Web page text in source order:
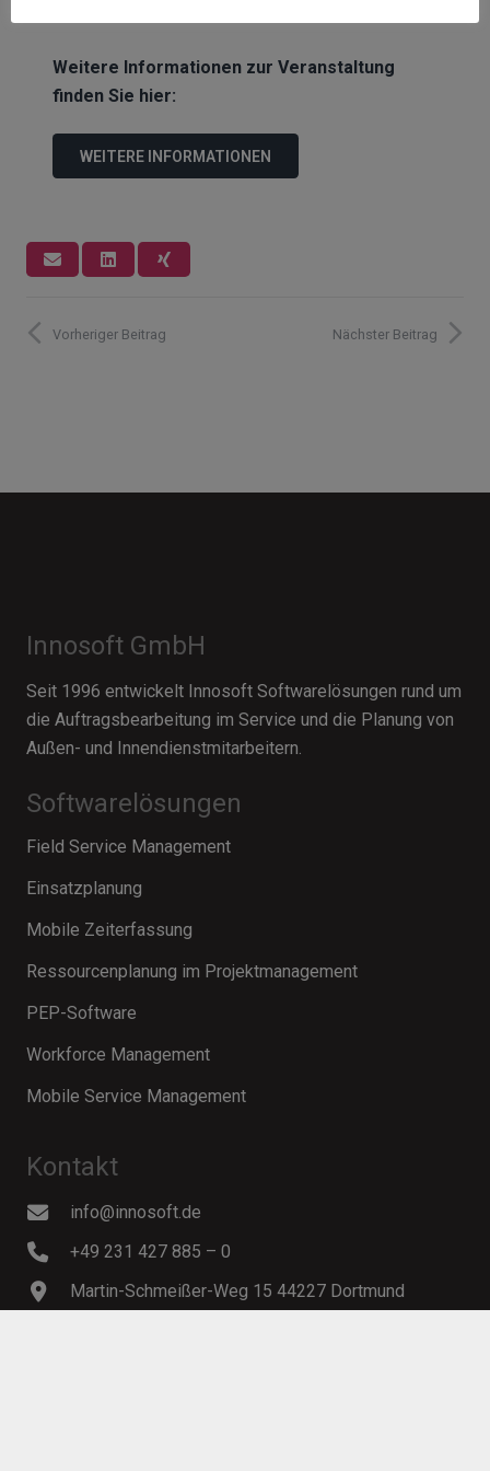
Weitere Informationen zur Veranstaltung
finden Sie hier:
WEITERE INFORMATIONEN
Vorheriger Beitrag Nächster Beitrag
Innosoft GmbH
Seit 1996 entwickelt Innosoft Softwarelösungen rund um
die Auftragsbearbeitung im Service und die Planung von
Außen- und Innendienstmitarbeitern.
Softwarelösungen
Field Service Management
Einsatzplanung
Mobile Zeiterfassung
Ressourcenplanung im Projektmanagement
PEP-Software
Workforce Management
Mobile Service Management
Kontakt
info@innosoft.de
+49 231 427 885 – 0
Martin-Schmeißer-Weg 15 44227 Dortmund